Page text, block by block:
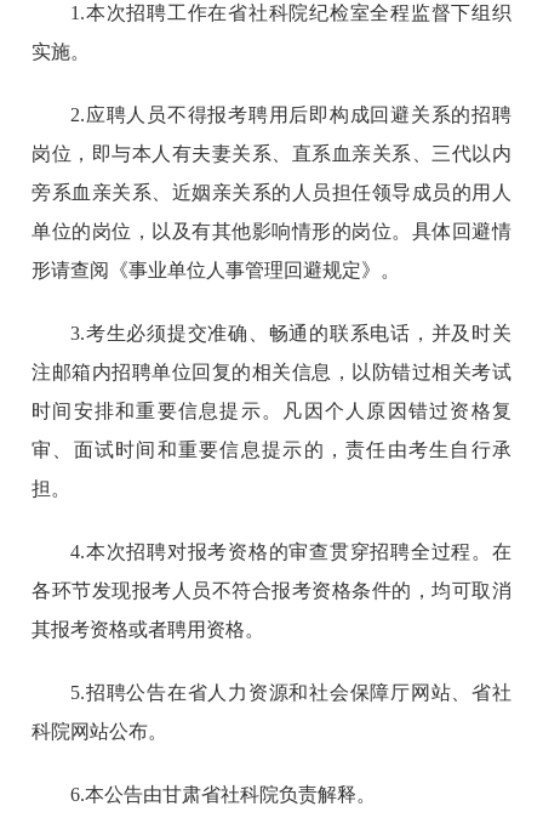
1.本次招聘工作在省社科院纪检室全程监督下组织
实施。
2.应聘人员不得报考聘用后即构成回避关系的招聘
岗位，即与本人有夫妻关系、直系血亲关系、三代以内
旁系血亲关系、近姻亲关系的人员担任领导成员的用人
单位的岗位，以及有其他影响情形的岗位。具体回避情
形请查阅《事业单位人事管理回避规定》。
3.考生必须提交准确、畅通的联系电话，并及时关
注邮箱内招聘单位回复的相关信息，以防错过相关考试
时间安排和重要信息提示。凡因个人原因错过资格复
审、面试时间和重要信息提示的，责任由考生自行承
担。
4.本次招聘对报考资格的审查贯穿招聘全过程。在
各环节发现报考人员不符合报考资格条件的，均可取消
其报考资格或者聘用资格。
5.招聘公告在省人力资源和社会保障厅网站、省社
科院网站公布。
6.本公告由甘肃省社科院负责解释。